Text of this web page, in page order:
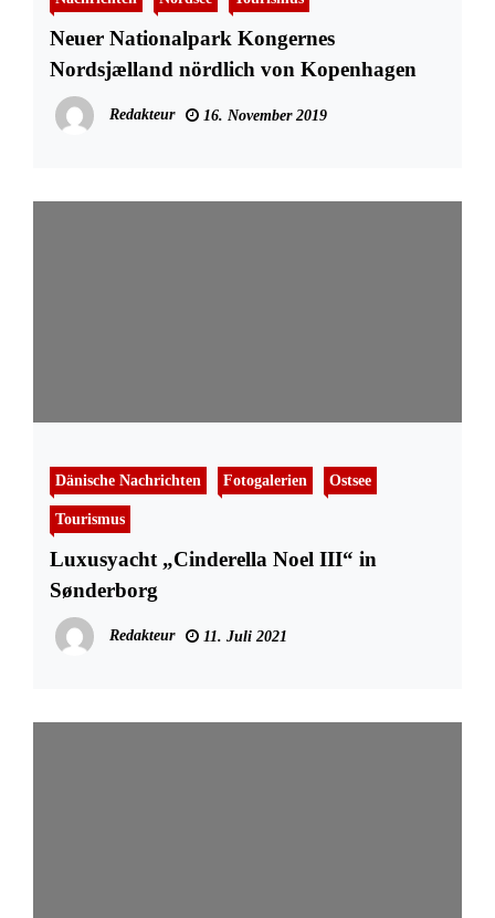
Neuer Nationalpark Kongernes
Nordsjælland nördlich von Kopenhagen
Redakteur 16. November 2019
Dänische Nachrichten Fotogalerien Ostsee
Tourismus
Luxusyacht „Cinderella Noel III“ in
Sønderborg
Redakteur 11. Juli 2021